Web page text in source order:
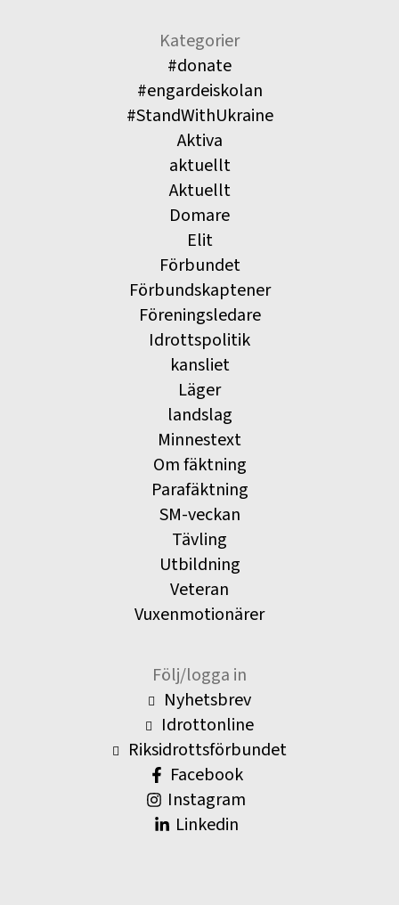
Kategorier
#donate
#engardeiskolan
#StandWithUkraine
Aktiva
aktuellt
Aktuellt
Domare
Elit
Förbundet
Förbundskaptener
Föreningsledare
Idrottspolitik
kansliet
Läger
landslag
Minnestext
Om fäktning
Parafäktning
SM-veckan
Tävling
Utbildning
Veteran
Vuxenmotionärer
Följ/logga in
Nyhetsbrev
Idrottonline
Riksidrottsförbundet
Facebook
Instagram
Linkedin